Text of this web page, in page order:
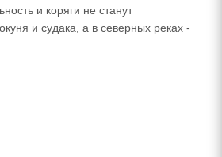
и коряги не станут
и судака, а в северных реках -